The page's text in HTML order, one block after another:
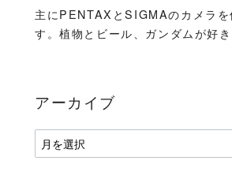
主にPENTAXとSIGMAのカメラを
す。植物とビール、ガンダムが好き
アーカイブ
ア
ー